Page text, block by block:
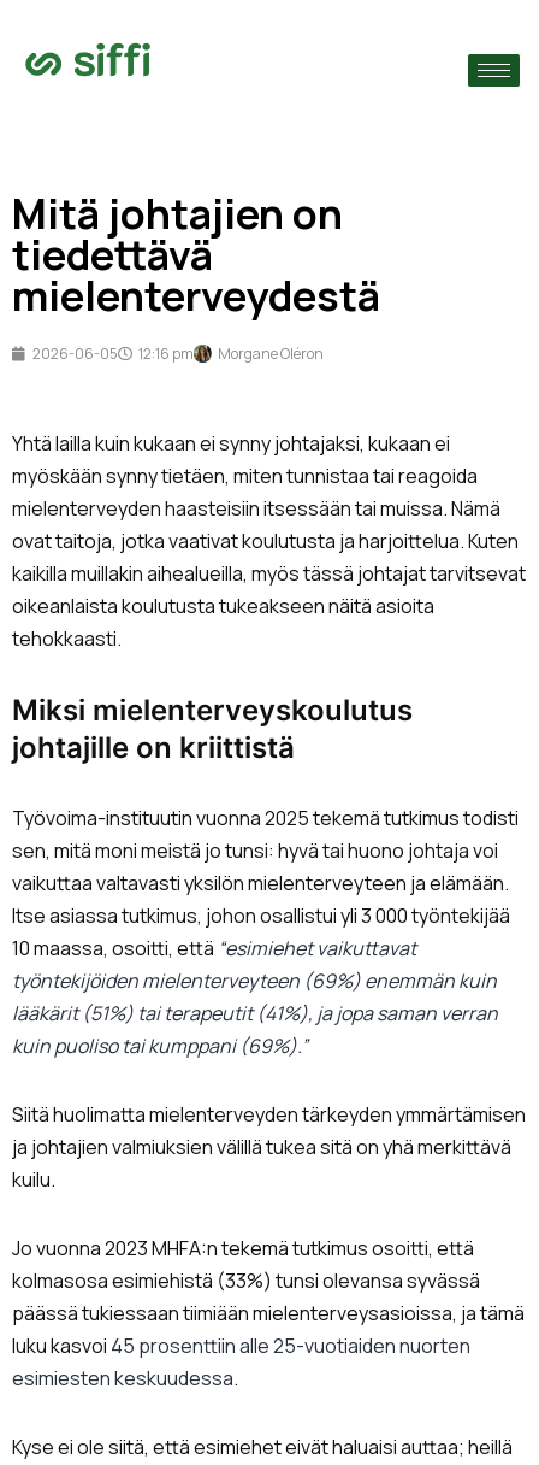
›
Mitä johtajien on
tiedettävä
mielenterveydestä
2026-06-05 12:16 pm Morgane Oléron
Yhtä lailla kuin kukaan ei synny johtajaksi, kukaan ei
myöskään synny tietäen, miten tunnistaa tai reagoida
mielenterveyden haasteisiin itsessään tai muissa. Nämä
ovat taitoja, jotka vaativat koulutusta ja harjoittelua. Kuten
kaikilla muillakin aihealueilla, myös tässä johtajat tarvitsevat
oikeanlaista koulutusta tukeakseen näitä asioita
tehokkaasti.
Miksi mielenterveyskoulutus
johtajille on kriittistä
Työvoima-instituutin vuonna 2025 tekemä tutkimus todisti
sen, mitä moni meistä jo tunsi: hyvä tai huono johtaja voi
vaikuttaa valtavasti yksilön mielenterveyteen ja elämään.
Itse asiassa tutkimus, johon osallistui yli 3 000 työntekijää
10 maassa, osoitti, että “esimiehet vaikuttavat
työntekijöiden mielenterveyteen (69%) enemmän kuin
lääkärit (51%) tai terapeutit (41%), ja jopa saman verran
kuin puoliso tai kumppani (69%).”
Siitä huolimatta mielenterveyden tärkeyden ymmärtämisen
ja johtajien valmiuksien välillä tukea sitä on yhä merkittävä
kuilu.
Jo vuonna 2023 MHFA:n tekemä tutkimus osoitti, että
kolmasosa esimiehistä (33%) tunsi olevansa syvässä
päässä tukiessaan tiimiään mielenterveysasioissa, ja tämä
luku kasvoi 45 prosenttiin alle 25-vuotiaiden nuorten
esimiesten keskuudessa.
Kyse ei ole siitä, että esimiehet eivät haluaisi auttaa; heillä